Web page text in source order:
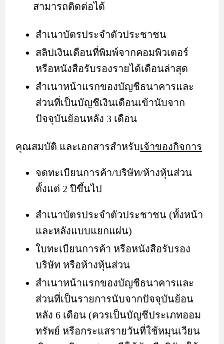
สามารถติดต่อได้
สำเนาบัตรประจำตัวประชาชน
สลิปเงินเดือนที่พิมพ์จากคอมพิวเตอร์
หรือหนังสือรับรองรายได้เดือนล่าสุด
สำเนาหน้าแรกของบัญชีธนาคารและ
ส่วนที่เป็นบัญชีเงินเดือนเข้านับจาก
ปัจจุบันย้อนหลัง 3 เดือน
คุณสมบัติ และเอกสารสำหรับเจ้าของกิจการ
จดทะเบียนการค้า/บริษัท/ห้างหุ้นส่วน
ตั้งแต่ 2 ปีขึ้นไป
สำเนาบัตรประจำตัวประชาชน (ทั้งหน้า
และหลังแบบแยกแผ่น)
ใบทะเบียนการค้า หรือหนังสือรับรอง
บริษัท หรือห้างหุ้นส่วน
สำเนาหน้าแรกของบัญชีธนาคารและ
ส่วนที่เป็นรายการนับจากปัจจุบันย้อน
หลัง 6 เดือน (ควรเป็นบัญชีประเภทออม
ทรัพย์ หรือกระแสรายวันที่ใช้หมุนเวียน